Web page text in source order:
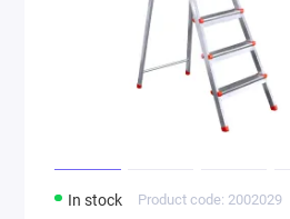
In stock Product code: 2002029